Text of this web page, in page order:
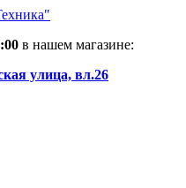
в нашем магазине:
улица, вл.26